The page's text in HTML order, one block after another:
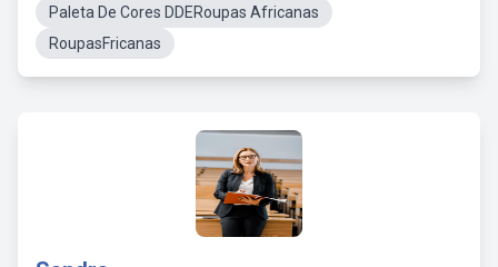
Paleta De Cores DDERoupas Africanas
RoupasFricanas